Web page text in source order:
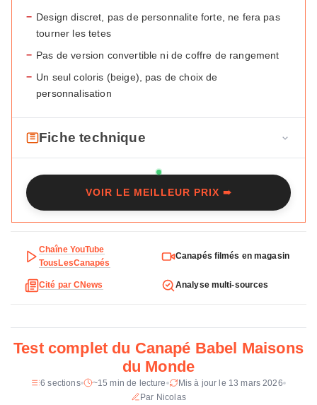
− Design discret, pas de personnalite forte, ne fera pas
tourner les tetes
− Pas de version convertible ni de coffre de rangement
− Un seul coloris (beige), pas de choix de
personnalisation
Fiche technique
c
e
e
h
u
Maisons du Monde
Modele Babel
Type Droit
Places
Dimensions 180 x 89 x 89 cm
Poids 47 kg
Polyester et nylon
Garnissage
Mousse polyether 28 kg/m3 (assise),
flocons de mousse + billes siliconees
VOIR LE MEILLEUR PRIX ➠
Chaîne YouTube
TousLesCanapés
Canapés filmés en magasin
Cité par CNews Analyse multi-sources
Test complet du Canapé Babel Maisons
du Monde
6 sections ~15 min de lecture
Mis à jour le 13 mars 2026
Par Nicolas